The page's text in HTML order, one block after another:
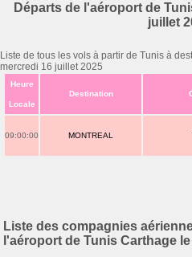
Départs de l'aéroport de
juillet
Liste de tous les vols à partir de Tunis à
mercredi 16 juillet 2025
Heure
Locale
Destination
09:00:00 MONTREAL
Liste des compagnies
l'aéroport de Tunis Carthage